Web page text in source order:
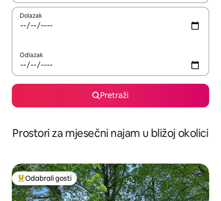
Dolazak
Odlazak
Pretraži
Prostori za mjesečni najam u bližoj okolici
Među najviše rangiranima s oznakom „Odabrali gosti”
Odabrali gosti